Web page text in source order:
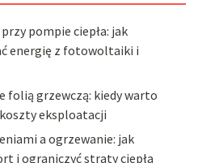
pompie ciepła: jak
energię z fotowoltaiki i
folią grzewczą: kiedy warto
eksploatacji
a ogrzewanie: jak
i ograniczyć straty ciepła